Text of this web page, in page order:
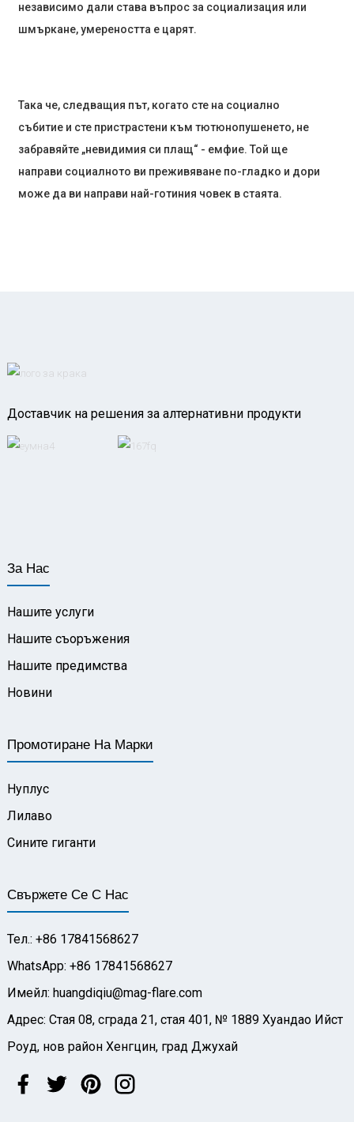
независимо дали става въпрос за социализация или
шмъркане, умереността е царят.
Така че, следващия път, когато сте на социално
събитие и сте пристрастени към тютюнопушенето, не
забравяйте „невидимия си плащ“ - емфие. Той ще
направи социалното ви преживяване по-гладко и дори
може да ви направи най-готиния човек в стаята.
Доставчик на решения за алтернативни продукти
За Нас
Нашите услуги
Нашите съоръжения
Нашите предимства
Новини
Промотиране На Марки
Нуплус
Лилаво
Сините гиганти
Свържете Се С Нас
Тел.: +86 17841568627
WhatsApp: +86 17841568627
Имейл: huangdiqiu@mag-flare.com
Адрес: Стая 08, сграда 21, стая 401, № 1889 Хуандао Ийст
Роуд, нов район Хенгцин, град Джухай